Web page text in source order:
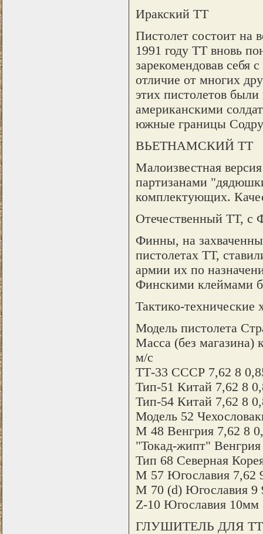
Иракский ТТ
Пистолет состоит на
1991 году ТТ вновь
зарекомендовав себя
отличие от многих
этих пистолетов
американскими
южные границы
ВЬЕТНАМСКИЙ ТТ
Малоизвестная
партизанами
комплектующих.
Отечественный ТТ, с
Финны, на
пистолетах ТТ,
армии их по
Финскими клеймами
Тактико-технические
Модель пистолета
Масса (без магазина)
м/с
ТТ-33 СССР 7,62 8
Тип-51 Китай 7,62 8
Тип-54 Китай 7,62 8
Модель 52
М 48 Венгрия 7,62 8
"Токад-жипт"
Тип 68 Северная
М 57 Югославия 7,62
М 70 (d) Югославия 9
Z-10 Югославия 10мм
ГЛУШИТЕЛЬ ДЛЯ ТТ